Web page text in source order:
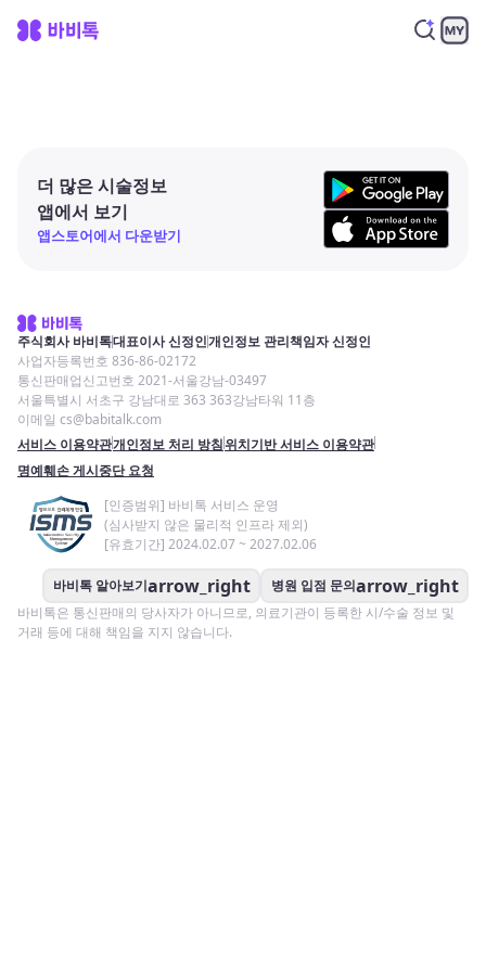
더 많은 시술정보
앱에서 보기
앱스토어에서 다운받기
주식회사 바비톡대표이사 신정인개인정보 관리책임자 신정인
사업자등록번호 836-86-02172
통신판매업신고번호 2021-서울강남-03497
서울특별시 서초구 강남대로 363 363강남타워 11층
이메일 cs@babitalk.com
서비스 이용약관개인정보 처리 방침위치기반 서비스 이용약관
명예훼손 게시중단 요청
[인증범위] 바비톡 서비스 운영
(심사받지 않은 물리적 인프라 제외)
[유효기간] 2024.02.07 ~ 2027.02.06
바비톡 알아보기arrow_right 병원 입점 문의arrow_right
바비톡은 통신판매의 당사자가 아니므로, 의료기관이 등록한 시/수술 정보 및
거래 등에 대해 책임을 지지 않습니다.